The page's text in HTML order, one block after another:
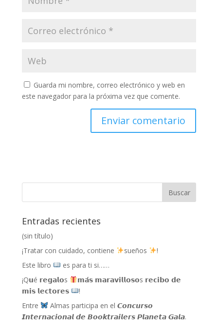
Guarda mi nombre, correo electrónico y web en
este navegador para la próxima vez que comente.
Entradas recientes
(sin título)
¡Tratar con cuidado, contiene
sueños
!
Este libro
es para ti si……
¡Q𝘂é 𝗿𝗲𝗴𝗮𝗹𝗼s
𝗺𝗮́𝘀 𝗺𝗮𝗿𝗮𝘃𝗶𝗹𝗹𝗼𝘀𝗼s 𝗿𝗲𝗰𝗶𝗯𝗼 𝗱𝗲
𝗺𝗶𝘀 𝗹𝗲𝗰𝘁𝗼𝗿𝗲𝘀
!
Entre
Almas participa en el 𝘾𝙤𝙣𝙘𝙪𝙧𝙨𝙤
𝙄𝙣𝙩𝙚𝙧𝙣𝙖𝙘𝙞𝙤𝙣𝙖𝙡 𝙙𝙚 𝘽𝙤𝙤𝙠𝙩𝙧𝙖𝙞𝙡𝙚𝙧𝙨 𝙋𝙡𝙖𝙣𝙚𝙩𝙖 𝙂𝙖𝙡𝙖.